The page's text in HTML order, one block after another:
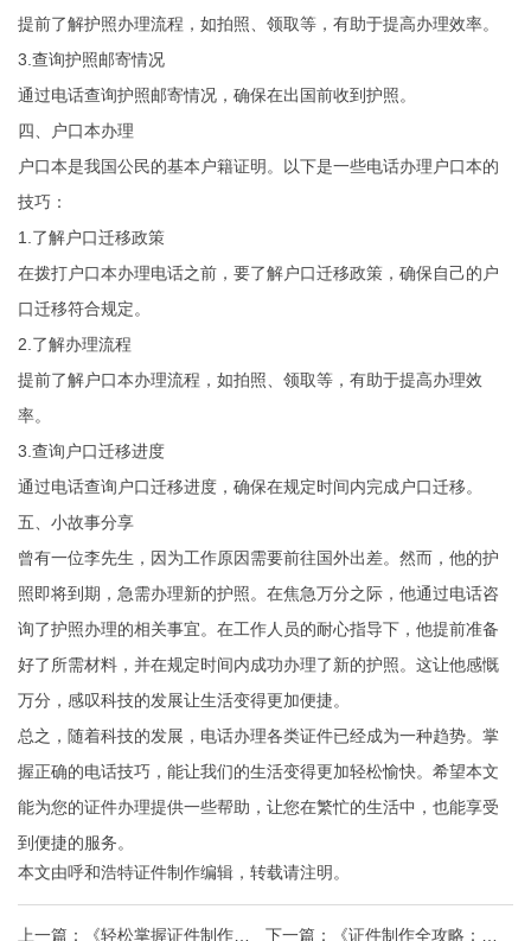
提前了解护照办理流程，如拍照、领取等，有助于提高办理效率。
3.查询护照邮寄情况
通过电话查询护照邮寄情况，确保在出国前收到护照。
四、户口本办理
户口本是我国公民的基本户籍证明。以下是一些电话办理户口本的
技巧：
1.了解户口迁移政策
在拨打户口本办理电话之前，要了解户口迁移政策，确保自己的户
口迁移符合规定。
2.了解办理流程
提前了解户口本办理流程，如拍照、领取等，有助于提高办理效
率。
3.查询户口迁移进度
通过电话查询户口迁移进度，确保在规定时间内完成户口迁移。
五、小故事分享
曾有一位李先生，因为工作原因需要前往国外出差。然而，他的护
照即将到期，急需办理新的护照。在焦急万分之际，他通过电话咨
询了护照办理的相关事宜。在工作人员的耐心指导下，他提前准备
好了所需材料，并在规定时间内成功办理了新的护照。这让他感慨
万分，感叹科技的发展让生活变得更加便捷。
总之，随着科技的发展，电话办理各类证件已经成为一种趋势。掌
握正确的电话技巧，能让我们的生活变得更加轻松愉快。希望本文
能为您的证件办理提供一些帮助，让您在繁忙的生活中，也能享受
到便捷的服务。
本文由呼和浩特证件制作编辑，转载请注明。
上一篇： 《轻松掌握证件制作攻 下一篇： 《证件制作全攻略：联